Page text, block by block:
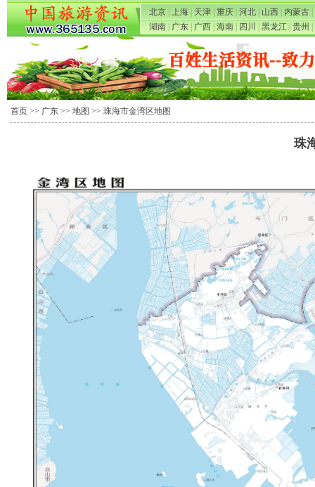
北京 上海 天津 重庆 河北 山西 内蒙古
湖南
广东 广西 海南 四川 黑龙江 贵州
首页 >> 广东 >> 地图 >> 珠海市金湾区地图
珠